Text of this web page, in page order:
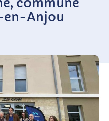
commune
en-Anjou